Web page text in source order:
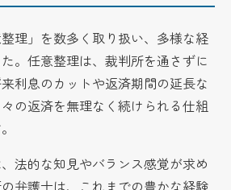
理」を数多く取り扱い、多様な経
。任意整理は、裁判所を通さずに
利息のカットや返済期間の延長な
の返済を無理なく続けられる仕組
法的な知見やバランス感覚が求め
弁護士は、これまでの豊かな経験